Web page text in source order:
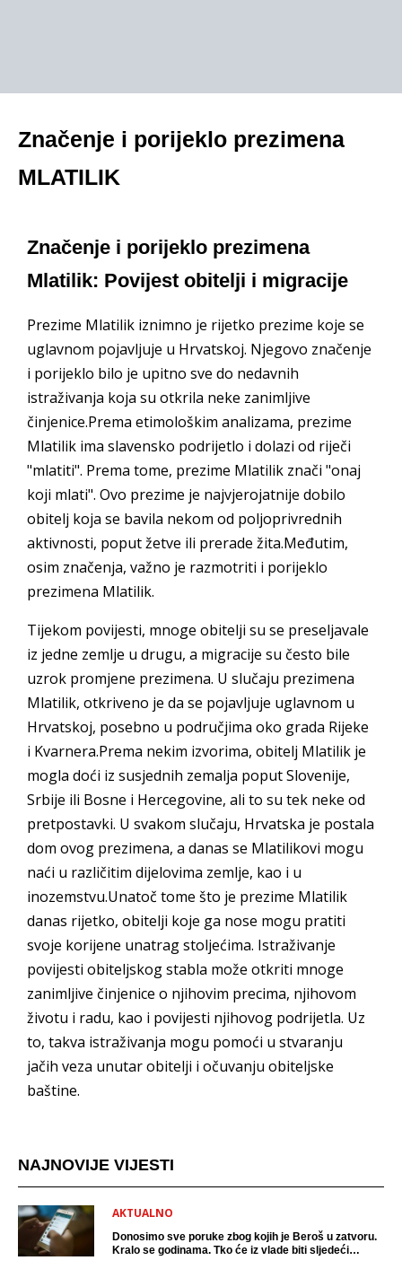
Značenje i porijeklo prezimena
MLATILIK
Značenje i porijeklo prezimena
Mlatilik: Povijest obitelji i migracije
Prezime Mlatilik iznimno je rijetko prezime koje se
uglavnom pojavljuje u Hrvatskoj. Njegovo značenje
i porijeklo bilo je upitno sve do nedavnih
istraživanja koja su otkrila neke zanimljive
činjenice.Prema etimološkim analizama, prezime
Mlatilik ima slavensko podrijetlo i dolazi od riječi
"mlatiti". Prema tome, prezime Mlatilik znači "onaj
koji mlati". Ovo prezime je najvjerojatnije dobilo
obitelj koja se bavila nekom od poljoprivrednih
aktivnosti, poput žetve ili prerade žita.Međutim,
osim značenja, važno je razmotriti i porijeklo
prezimena Mlatilik.
Tijekom povijesti, mnoge obitelji su se preseljavale
iz jedne zemlje u drugu, a migracije su često bile
uzrok promjene prezimena. U slučaju prezimena
Mlatilik, otkriveno je da se pojavljuje uglavnom u
Hrvatskoj, posebno u područjima oko grada Rijeke
i Kvarnera.Prema nekim izvorima, obitelj Mlatilik je
mogla doći iz susjednih zemalja poput Slovenije,
Srbije ili Bosne i Hercegovine, ali to su tek neke od
pretpostavki. U svakom slučaju, Hrvatska je postala
dom ovog prezimena, a danas se Mlatilikovi mogu
naći u različitim dijelovima zemlje, kao i u
inozemstvu.Unatoč tome što je prezime Mlatilik
danas rijetko, obitelji koje ga nose mogu pratiti
svoje korijene unatrag stoljećima. Istraživanje
povijesti obiteljskog stabla može otkriti mnoge
zanimljive činjenice o njihovim precima, njihovom
životu i radu, kao i povijesti njihovog podrijetla. Uz
to, takva istraživanja mogu pomoći u stvaranju
jačih veza unutar obitelji i očuvanju obiteljske
baštine.
NAJNOVIJE VIJESTI
AKTUALNO
Donosimo sve poruke zbog kojih je Beroš u zatvoru.
Kralo se godinama. Tko će iz vlade biti sljedeći